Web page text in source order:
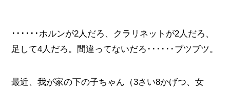
･･････ホルンが2人だろ、クラリネットが2人だろ、
足して4人だろ。間違ってないだろ･･････ブツブツ。
最近、我が家の下の子ちゃん（3さい8かげつ、女